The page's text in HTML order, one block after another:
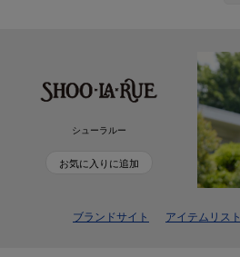
シューラルー
お気に入りに追加
ブランドサイト アイテムリスト